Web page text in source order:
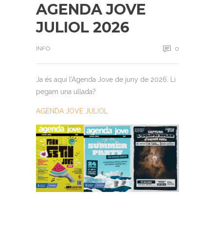
AGENDA JOVE
JULIOL 2026
INFO 0
Ja és aquí l’Agenda Jove de juny de 2026. Li
pegam una ullada?
AGENDA JOVE JULIOL